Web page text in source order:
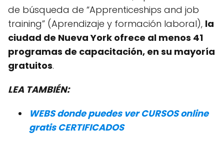
de búsqueda de “Apprenticeships and job
training” (Aprendizaje y formación laboral), la
ciudad de Nueva York ofrece al menos 41
programas de capacitación, en su mayoría
gratuitos.
LEA TAMBIÉN:
WEBS donde puedes ver CURSOS online
gratis CERTIFICADOS